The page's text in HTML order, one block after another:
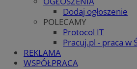
Dodaj ogłoszenie
POLECAMY
Protocol IT
Pracuj.pl - praca w
REKLAMA
WSPÓŁPRACA